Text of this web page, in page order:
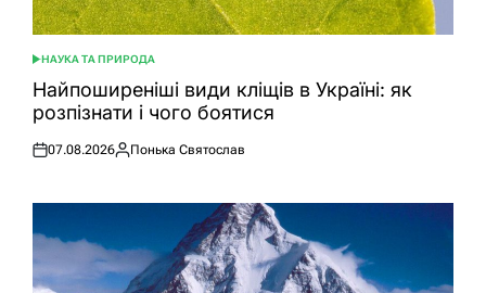
ОПУБЛІКУВАТИ
У
НАУКА ТА ПРИРОДА
Найпоширеніші види кліщів в Україні: як
розпізнати і чого боятися
Оприлюднено
07.08.2026
Опубліковано
Понька Святослав